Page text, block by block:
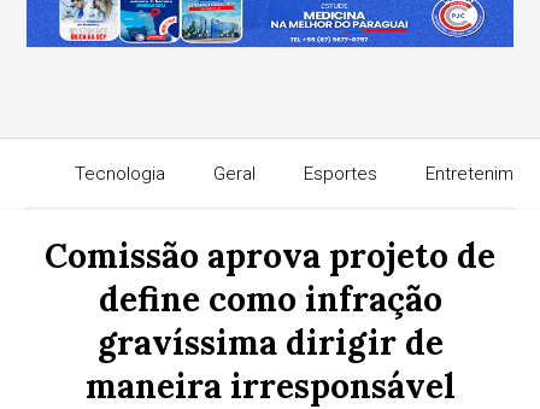
Tecnologia Geral Esportes
Comissão aprova projeto de
define como infração
gravíssima dirigir de
maneira irresponsável